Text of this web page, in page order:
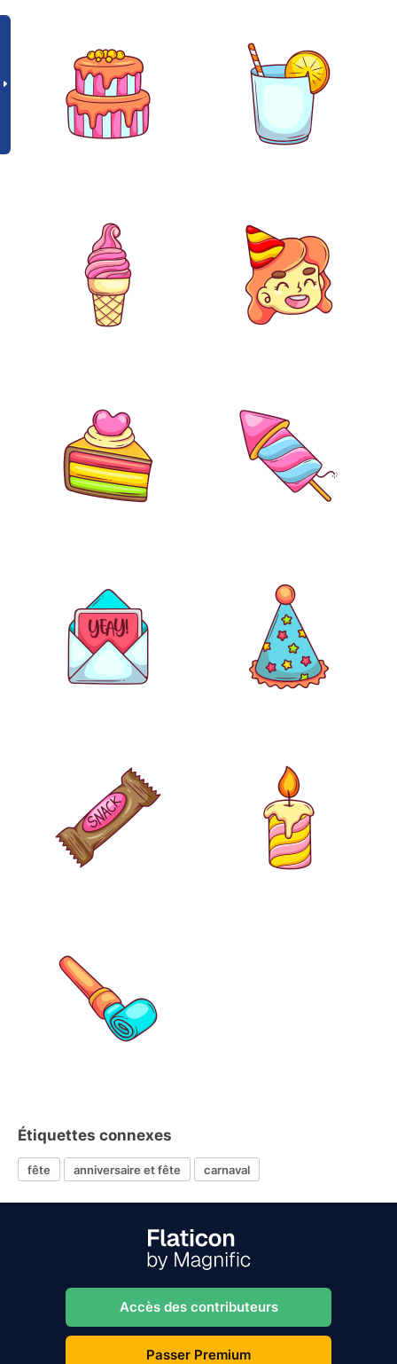
Étiquettes connexes
fête anniversaire et fête carnaval
Accès des contributeurs
Passer Premium